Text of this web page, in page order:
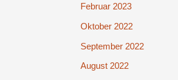
Februar 2023
Oktober 2022
September 2022
August 2022